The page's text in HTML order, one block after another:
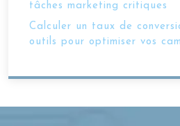
tâches marketing critiques
Calculer un taux de
outils pour optimiser vos